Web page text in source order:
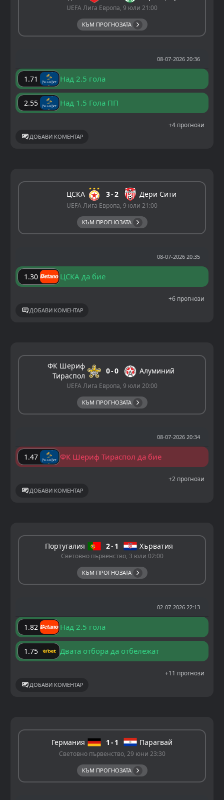
UEFA Лига Европа, 9 юли 21:00
КЪМ ПРОГНОЗАТА
08-07-2026 20:36
1.71 Над 2.5 гола
2.55 Над 1.5 Гола ПП
+4 прогнози
ДОБАВИ КОМЕНТАР
ЦСКА 3 2 Дери Сити
UEFA Лига Европа, 9 юли 21:00
КЪМ ПРОГНОЗАТА
08-07-2026 20:35
1.30 ЦСКА да бие
+6 прогнози
ДОБАВИ КОМЕНТАР
ФК Шериф
Тираспол
0 0 Алуминий
UEFA Лига Европа, 9 юли 20:00
КЪМ ПРОГНОЗАТА
08-07-2026 20:34
1.47 ФК Шериф Тираспол да бие
+2 прогнози
ДОБАВИ КОМЕНТАР
Португалия 2 1 Хърватия
Световно първенство, 3 юли 02:00
КЪМ ПРОГНОЗАТА
02-07-2026 22:13
1.82 Над 2.5 гола
1.75 Двата отбора да отбележат
+11 прогнози
ДОБАВИ КОМЕНТАР
Германия 1 1 Парагвай
Световно първенство, 29 юни 23:30
КЪМ ПРОГНОЗАТА